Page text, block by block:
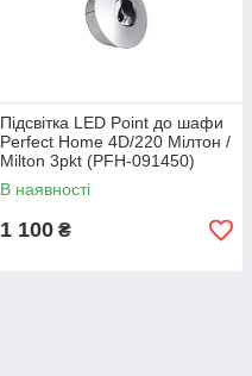
Підсвітка LED Point до шафи
Perfect Home 4D/220 Мілтон /
Milton 3pkt (PFH-091450)
В наявності
1 100 ₴